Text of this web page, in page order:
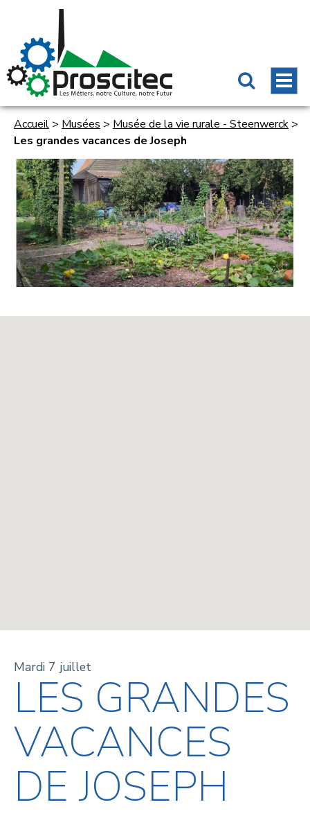
Accueil > Musées > Musée de la vie rurale - Steenwerck >
Les grandes vacances de Joseph
Mardi 7 juillet
LES GRANDES
VACANCES
DE JOSEPH